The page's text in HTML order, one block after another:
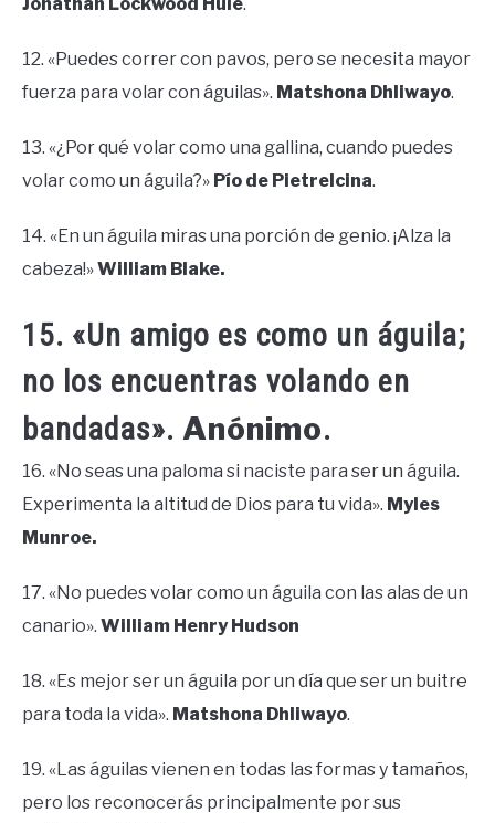
Jonathan Lockwood Huie.
12. «Puedes correr con pavos, pero se necesita mayor
fuerza para volar con águilas». Matshona Dhliwayo.
13. «¿Por qué volar como una gallina, cuando puedes
volar como un águila?» Pío de Pietrelcina.
14. «En un águila miras una porción de genio. ¡Alza la
cabeza!»William Blake.
15. «Un amigo es como un águila;
no los encuentras volando en
bandadas». Anónimo.
16. «No seas una paloma si naciste para ser un águila.
Experimenta la altitud de Dios para tu vida». Myles
Munroe.
17. «No puedes volar como un águila con las alas de un
canario». William Henry Hudson
18. «Es mejor ser un águila por un día que ser un buitre
para toda la vida». Matshona Dhliwayo.
19. «Las águilas vienen en todas las formas y tamaños,
pero los reconocerás principalmente por sus